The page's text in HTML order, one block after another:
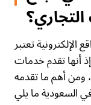
تعتبر
أنها تقدم خدمات
ومن أهم ما تقدمه